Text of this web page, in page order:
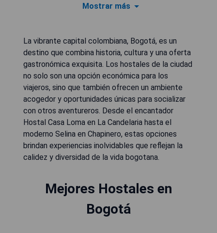
Mostrar más
La vibrante capital colombiana, Bogotá, es un
destino que combina historia, cultura y una oferta
gastronómica exquisita. Los hostales de la ciudad
no solo son una opción económica para los
viajeros, sino que también ofrecen un ambiente
acogedor y oportunidades únicas para socializar
con otros aventureros. Desde el encantador
Hostal Casa Loma en La Candelaria hasta el
moderno Selina en Chapinero, estas opciones
brindan experiencias inolvidables que reflejan la
calidez y diversidad de la vida bogotana.
Mejores Hostales en
Bogotá